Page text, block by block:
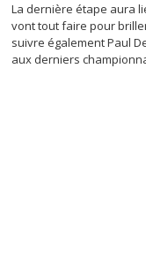
La dernière étape aura
vont tout faire pour
suivre également Paul
aux derniers